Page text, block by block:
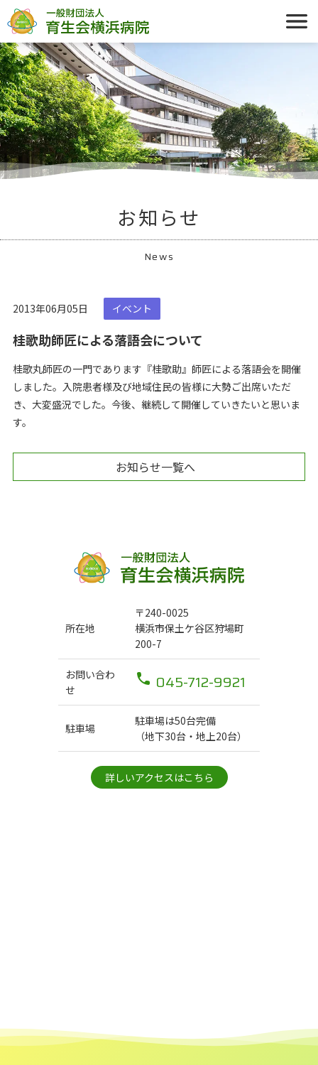
お知らせ
News
2013年06月05日 イベント
桂歌助師匠による落語会について
桂歌丸師匠の一門であります『桂歌助』師匠による落語会を開催
しました。入院患者様及び地域住民の皆様に大勢ご出席いただ
き、大変盛況でした。今後、継続して開催していきたいと思いま
す。
お知らせ一覧へ
所在地
〒240-0025
横浜市保土ケ谷区狩場町
200-7
お問い合わ
せ
045-712-9921
駐車場
駐車場は50台完備
（地下30台・地上20台）
詳しいアクセスはこちら